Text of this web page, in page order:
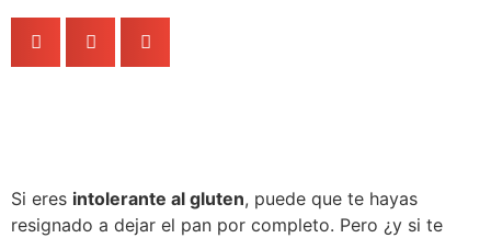
Si eres intolerante al gluten, puede que te hayas
resignado a dejar el pan por completo. Pero ¿y si te